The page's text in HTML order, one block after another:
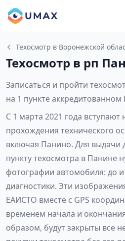
Техосмотр в Воронежской
Техосмотр в рп
Записаться и пройти
на 1 пункте аккредитованном
С 1 марта 2021 года
прохождения технического
включая Панино. Для выдачи
пункту техосмотра в Панине
фотографии автомобиля: до
диагностики. Эти
ЕАИСТО вместе с GPS
временем начала и
образом, будут закрыты все